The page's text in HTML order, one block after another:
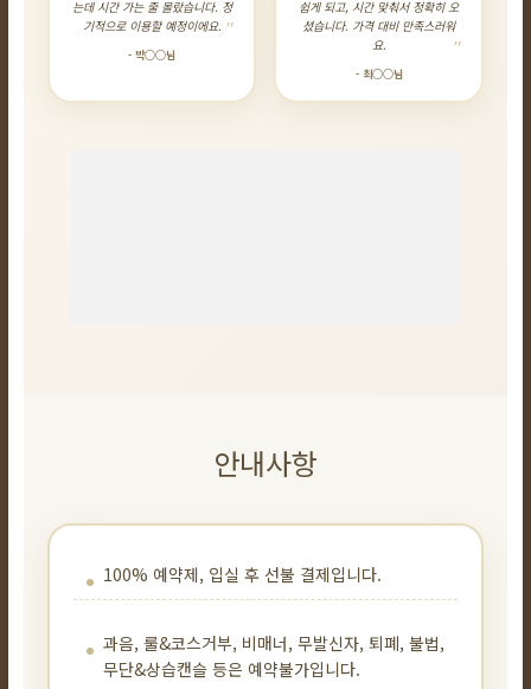
는데 시간 가는 줄 몰랐습니다. 정
기적으로 이용할 예정이에요.
- 박○○님
쉽게 되고, 시간 맞춰서 정확히 오
셨습니다. 가격 대비 만족스러워
요.
- 최○○님
안내사항
100% 예약제, 입실 후 선불 결제입니다.
과음, 룰&코스거부, 비매너, 무발신자, 퇴폐, 불법,
무단&상습캔슬 등은 예약불가입니다.